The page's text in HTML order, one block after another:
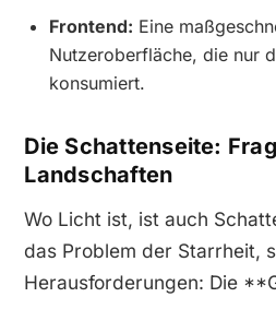
Frontend: Eine
Nutzeroberfläche, die nur
konsumiert.
Die Schattenseite:
Landschaften
Wo Licht ist, ist auch
das Problem der Starrheit,
Herausforderungen: Die